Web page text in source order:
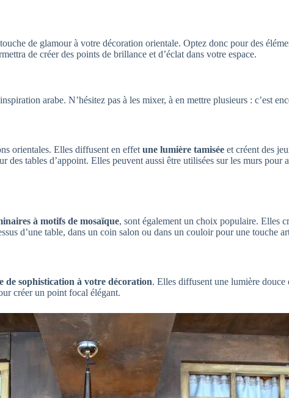
de glamour à votre décoration orientale. Optez donc pour des
de créer des points de brillance et d’éclat dans votre espace.
arabe. N’hésitez pas à les mixer, à en mettre plusieurs : c’est
orientales. Elles diffusent en effet une lumière tamisée et créent des
tables d’appoint. Elles peuvent aussi être utilisées sur les murs pour
à motifs de mosaïque, sont également un choix populaire. Elles
d’une table, dans un coin salon ou dans un couloir pour une touche
de sophistication à votre décoration. Elles diffusent une lumière douce
créer un point focal élégant.